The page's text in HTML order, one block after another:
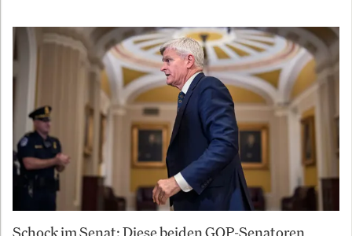
Schock im Senat: Diese beiden GOP-Senatoren